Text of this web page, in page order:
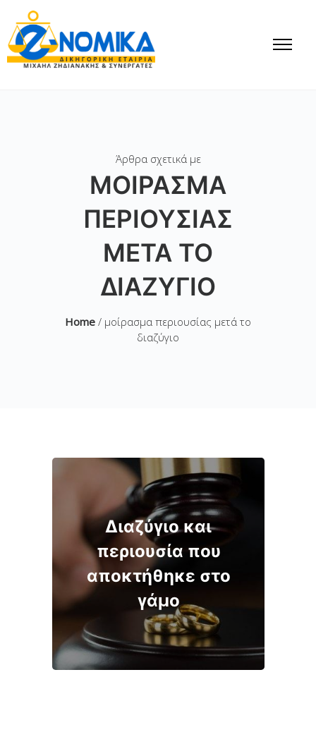
Άρθρα σχετικά με
ΜΟΊΡΑΣΜΑ
ΠΕΡΙΟΥΣΊΑΣ
ΜΕΤΆ ΤΟ
ΔΙΑΖΎΓΙΟ
Home / μοίρασμα περιουσίας μετά το
διαζύγιο
Διαζύγιο και
περιουσία που
αποκτήθηκε στο
γάμο